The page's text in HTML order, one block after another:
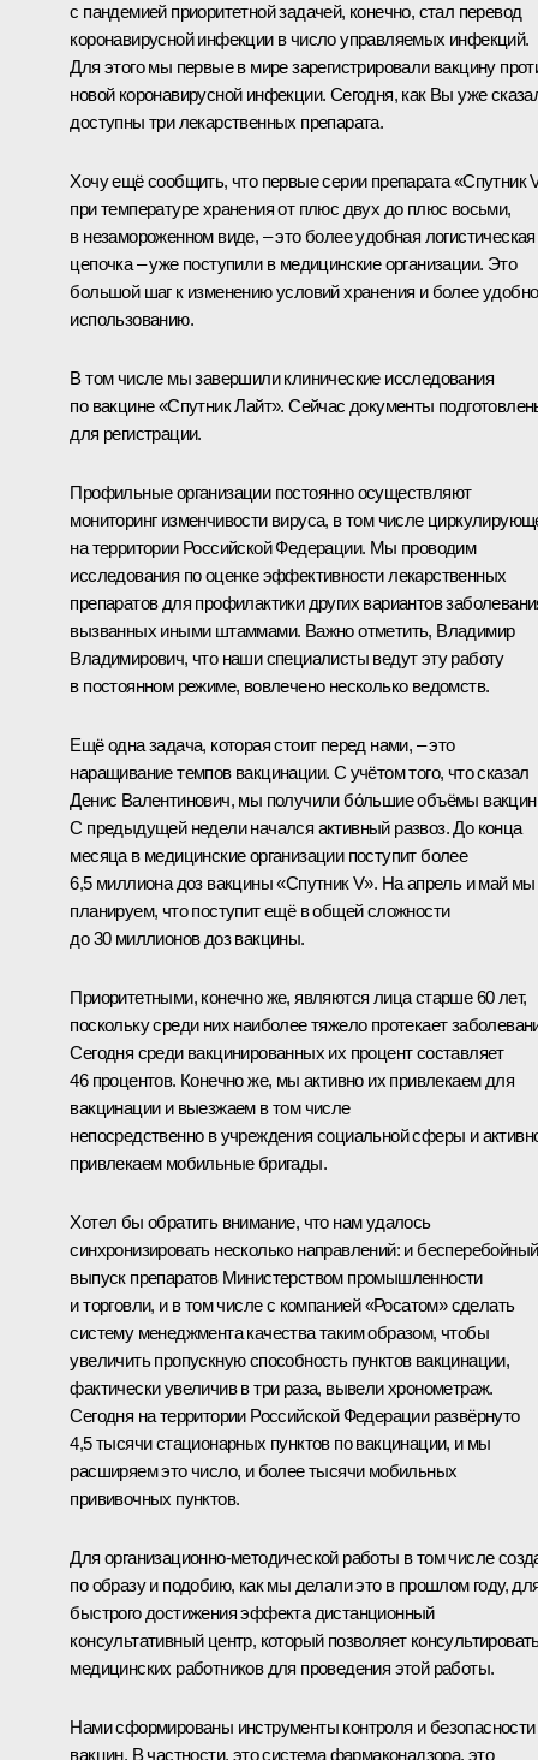
с пандемией приоритетной задачей, конечно, стал перевод
коронавирусной инфекции в число управляемых инфекций.
Для этого мы первые в мире зарегистрировали вакцину
новой коронавирусной инфекции. Сегодня, как Вы уже
доступны три лекарственных препарата.
Хочу ещё сообщить, что первые серии препарата «Спутник
при температуре хранения от плюс двух до плюс восьми,
в незамороженном виде, – это более удобная логистическая
цепочка – уже поступили в медицинские организации. Это
большой шаг к изменению условий хранения и более
использованию.
В том числе мы завершили клинические исследования
по вакцине «Спутник Лайт». Сейчас документы
для регистрации.
Профильные организации постоянно осуществляют
мониторинг изменчивости вируса, в том числе
на территории Российской Федерации. Мы проводим
исследования по оценке эффективности лекарственных
препаратов для профилактики других вариантов
вызванных иными штаммами. Важно отметить, Владимир
Владимирович, что наши специалисты ведут эту работу
в постоянном режиме, вовлечено несколько ведомств.
Ещё одна задача, которая стоит перед нами, – это
наращивание темпов вакцинации. С учётом того, что сказал
Денис Валентинович, мы получили бо́льшие объёмы
С предыдущей недели начался активный развоз. До конца
месяца в медицинские организации поступит более
6,5 миллиона доз вакцины «Спутник V». На апрель и май мы
планируем, что поступит ещё в общей сложности
до 30 миллионов доз вакцины.
Приоритетными, конечно же, являются лица старше 60 лет,
поскольку среди них наиболее тяжело протекает
Сегодня среди вакцинированных их процент составляет
46 процентов. Конечно же, мы активно их привлекаем для
вакцинации и выезжаем в том числе
непосредственно в учреждения социальной сферы и
привлекаем мобильные бригады.
Хотел бы обратить внимание, что нам удалось
синхронизировать несколько направлений: и бесперебойный
выпуск препаратов Министерством промышленности
и торговли, и в том числе с компанией «Росатом» сделать
систему менеджмента качества таким образом, чтобы
увеличить пропускную способность пунктов вакцинации,
фактически увеличив в три раза, вывели хронометраж.
Сегодня на территории Российской Федерации развёрнуто
4,5 тысячи стационарных пунктов по вакцинации, и мы
расширяем это число, и более тысячи мобильных
прививочных пунктов.
Для организационно-методической работы в том числе
по образу и подобию, как мы делали это в прошлом году,
быстрого достижения эффекта дистанционный
консультативный центр, который позволяет
медицинских работников для проведения этой работы.
Нами сформированы инструменты контроля и безопасности
вакцин. В частности, это система фармаконадзора, это